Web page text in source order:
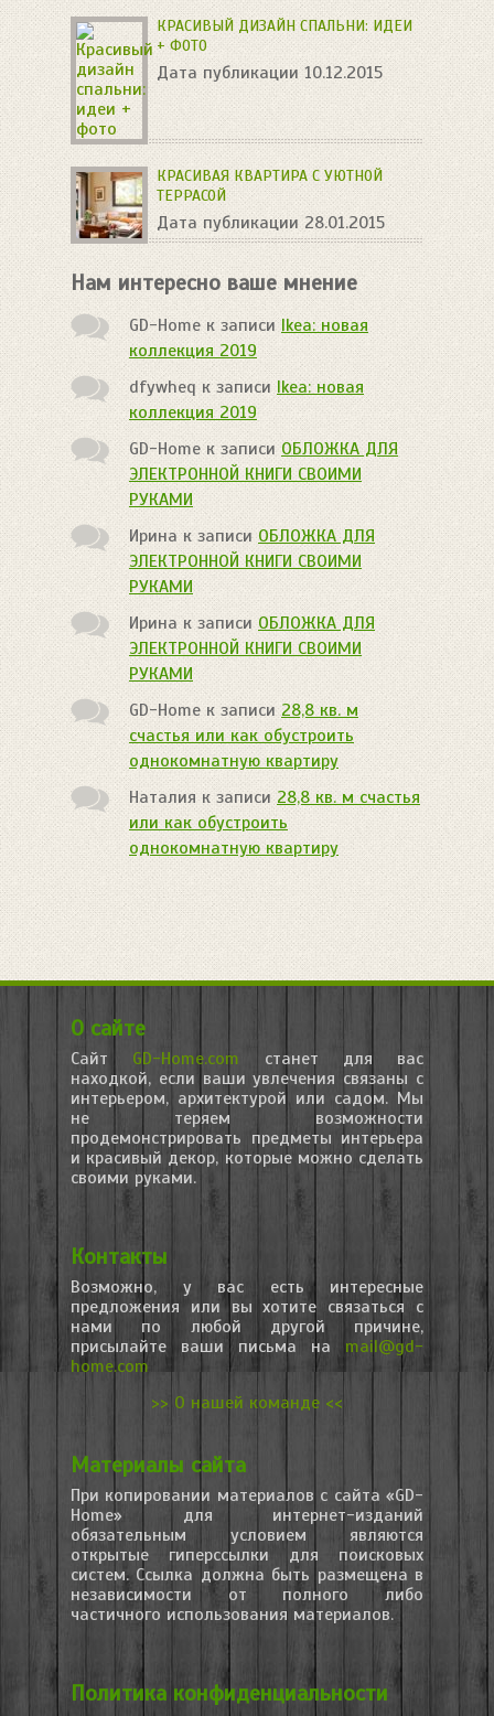
КРАСИВЫЙ ДИЗАЙН СПАЛЬНИ: ИДЕИ
+ ФОТО
Дата публикации 10.12.2015
КРАСИВАЯ КВАРТИРА С УЮТНОЙ
ТЕРРАСОЙ
Дата публикации 28.01.2015
Нам интересно ваше мнение
GD-Homeк записиIkea: новая
коллекция 2019
dfywheq к записи Ikea: новая
коллекция 2019
GD-Homeк записи ОБЛОЖКА ДЛЯ
ЭЛЕКТРОННОЙ КНИГИ СВОИМИ
РУКАМИ
Иринак записиОБЛОЖКА ДЛЯ
ЭЛЕКТРОННОЙ КНИГИ СВОИМИ
РУКАМИ
Ирина к записи ОБЛОЖКА ДЛЯ
ЭЛЕКТРОННОЙ КНИГИ СВОИМИ
РУКАМИ
GD-Home к записи28,8 кв. м
счастья или как обустроить
однокомнатную квартиру
Наталияк записи28,8 кв. м счастья
или как обустроить
однокомнатную квартиру
О сайте
Сайт GD-Home.com станет для вас
находкой, если ваши увлечения связаны с
интерьером, архитектурой или садом. Мы
не теряем возможности
продемонстрировать предметы интерьера
и красивый декор, которые можно сделать
своими руками.
Контакты
Возможно, у вас есть интересные
предложения или вы хотите связаться с
нами по любой другой причине,
присылайте ваши письма на mail@gd-
home.com
>> О нашей команде <<
Материалы сайта
При копировании материалов с сайта «GD-
Home» для интернет-изданий
обязательным условием являются
открытые гиперссылки для поисковых
систем. Ссылка должна быть размещена в
независимости от полного либо
частичного использования материалов.
Политика конфиденциальности